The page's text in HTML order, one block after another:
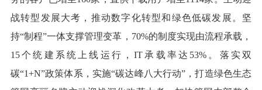
战转型发展大考，推动数字化转型和绿色低碳发展。坚
持“制程”一体支撑管理变革，70%的制度实现由流程承载，
15个统建系统上线运行，IT承载率达53%。落实双
碳“1+N”政策体系，实施“碳达峰八大行动”，打造绿色生态